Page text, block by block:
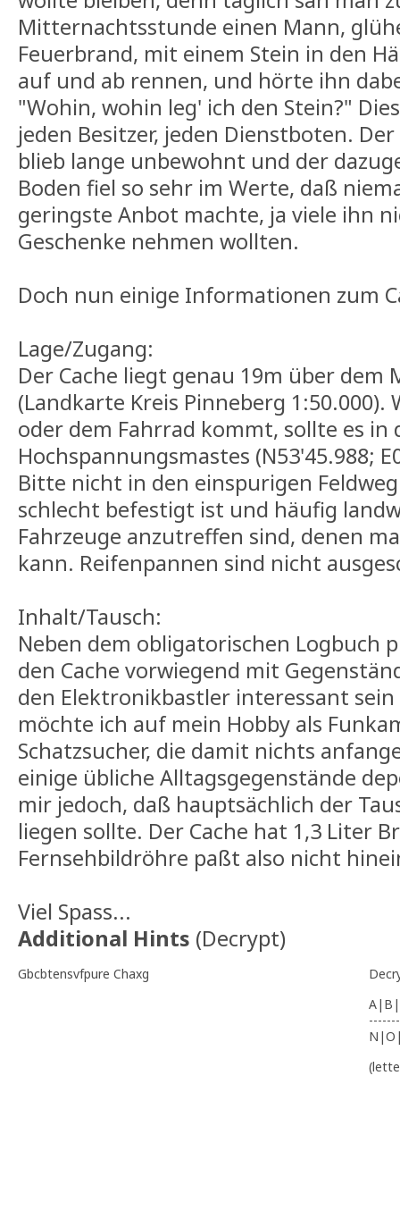
Mitternachtsstunde einen Mann,
Feuerbrand, mit einem Stein in den
auf und ab rennen, und hörte ihn
"Wohin, wohin leg' ich den Stein?"
jeden Besitzer, jeden Dienstboten.
blieb lange unbewohnt und der
Boden fiel so sehr im Werte, daß
geringste Anbot machte, ja viele ihn
Geschenke nehmen wollten.
Doch nun einige Informationen zum
Lage/Zugang:
Der Cache liegt genau 19m über dem
(Landkarte Kreis Pinneberg
oder dem Fahrrad kommt, sollte es in
Hochspannungsmastes (N53'45.988;
Bitte nicht in den einspurigen
schlecht befestigt ist und häufig
Fahrzeuge anzutreffen sind, denen
kann. Reifenpannen sind nicht
Inhalt/Tausch:
Neben dem obligatorischen Logbuch
den Cache vorwiegend mit
den Elektronikbastler interessant
möchte ich auf mein Hobby als
Schatzsucher, die damit nichts
einige übliche Alltagsgegenstände
mir jedoch, daß hauptsächlich der
liegen sollte. Der Cache hat 1,3 Liter
Fernsehbildröhre paßt also nicht
Viel Spass...
Additional Hints (Decrypt)
Gbcbtensvfpure Chaxg